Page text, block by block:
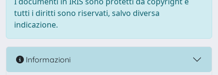
tutti i diritti sono riservati, salvo diversa
indicazione.
Informazioni